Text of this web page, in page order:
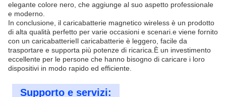
elegante colore nero, che aggiunge al suo aspetto professionale
e moderno.
In conclusione, il caricabatterie magnetico wireless è un prodotto
di alta qualità perfetto per varie occasioni e scenari.e viene fornito
con un caricabatterieIl caricabatterie è leggero, facile da
trasportare e supporta più potenze di ricarica.È un investimento
eccellente per le persone che hanno bisogno di caricare i loro
dispositivi in modo rapido ed efficiente.
Supporto e servizi: